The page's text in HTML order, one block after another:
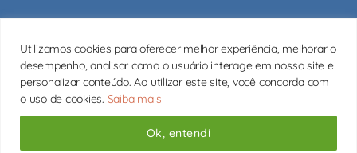
Utilizamos cookies para oferecer melhor experiência, melhorar o
desempenho, analisar como o usuário interage em nosso site e
personalizar conteúdo. Ao utilizar este site, você concorda com
o uso de cookies. Saiba mais
Ok, entendi
Mais de 820 psicólogos em São Paulo e em todo o estado,
todos com CRP ativo.
Conheça nossos psicólogos
Copyright © 2026 Psicólogos São Paulo
Subir↑